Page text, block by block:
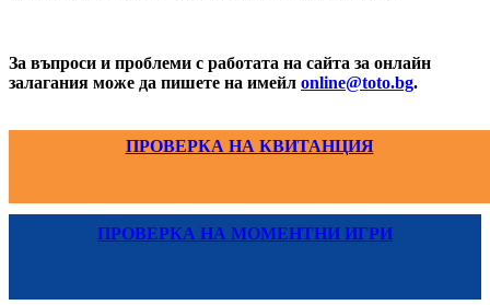
За въпроси и проблеми с работата на сайта за онлайн
залагания може да пишете на имейл online@toto.bg.
ПРОВЕРКА НА КВИТАНЦИЯ
ПРОВЕРКА НА МОМЕНТНИ ИГРИ